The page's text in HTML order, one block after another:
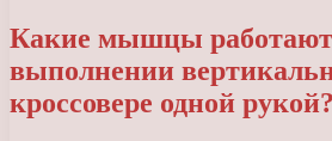
Какие мышцы
выполнении
кроссовере одной рукой?